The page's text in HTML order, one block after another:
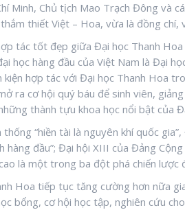
Minh, Chủ tịch Mao Trạch Đông và
thiết Việt – Hoa, vừa là đồng chí,
tác tốt đẹp giữa Đại học Thanh
học hàng đầu của Việt Nam là Đại
hợp tác với Đại học Thanh Hoa
ra cơ hội quý báu để sinh viên,
thành tựu khoa học nổi bật của
“hiền tài là nguyên khí quốc
hàng đầu”; Đại hội XIII của Đảng
là một trong ba đột phá chiến
Hoa tiếp tục tăng cường hơn nữa
bổng, cơ hội học tập, nghiên cứu